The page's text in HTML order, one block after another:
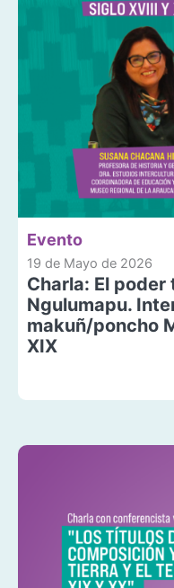
Evento
19 de Mayo de 2026
Charla: El
Ngulumapu.
makuñ/poncho
XIX